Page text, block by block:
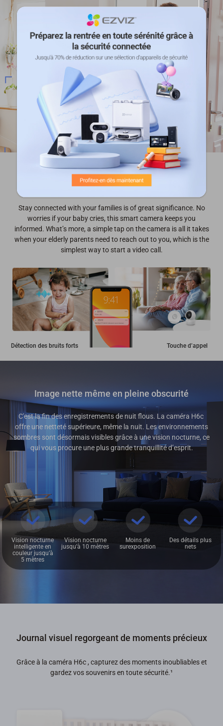
Restez en contact avec vos proches
Stay connected with your families is of great significance. No
worries if your baby cries, this smart camera keeps you
informed. What’s more, a simple tap on the camera is all it takes
when your elderly parents need to reach out to you, which is the
simplest way to start a video call.
Détection des bruits forts Touche d’appel
Image nette même en pleine obscurité
C'est la fin des enregistrements de nuit flous. La caméra H6c
offre une netteté supérieure, même la nuit. Les environnements
sombres sont désormais visibles grâce à une vision nocturne, ce
qui vous procure une plus grande tranquillité d’esprit.
Vision nocturne
intelligente en
couleur jusqu’à
5 mètres
Vision nocturne
jusqu’à 10 mètres
Moins de
surexposition
Des détails plus
nets
Journal visuel regorgeant de moments précieux
Grâce à la caméra H6c , capturez des moments inoubliables et
gardez vos souvenirs en toute sécurité.¹